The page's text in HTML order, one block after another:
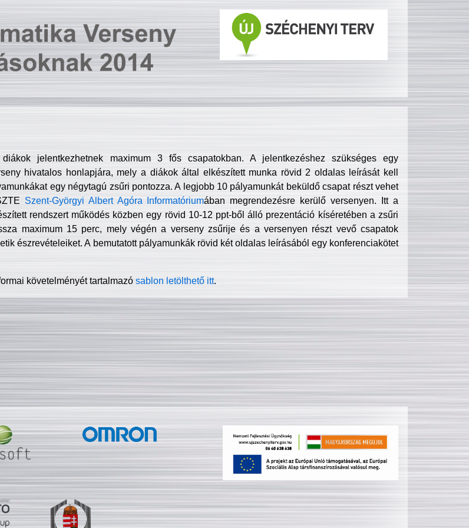
jelentkezhetnek maximum 3 fős csapatokban. A jelentkezéshez szükséges egy
hivatalos honlapjára, mely a diákok által elkészített munka rövid 2 oldalas leírását kell
egy négytagú zsűri pontozza. A legjobb 10 pályamunkát beküldő csapat részt vehet
Szent-Györgyi Albert Agóra Informatóriumában megrendezésre kerülő versenyen. Itt a
rendszert működés közben egy rövid 10-12 ppt-ből álló prezentáció kíséretében a zsűri
maximum 15 perc, mely végén a verseny zsűrije és a versenyen részt vevő csapatok
észrevételeiket. A bemutatott pályamunkák rövid két oldalas leírásából egy konferenciakötet
követelményét tartalmazósablon letölthető itt.